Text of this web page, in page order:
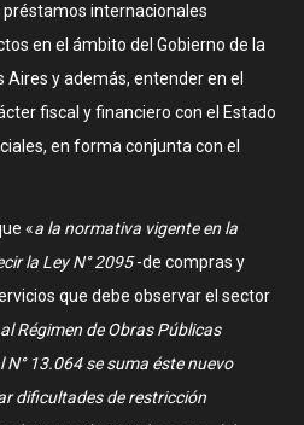
internacionales
en el ámbito del Gobierno de la
y además, entender en el
fiscal y financiero con el Estado
en forma conjunta con el
«a la normativa vigente en la
la Ley N° 2095-de compras y
que debe observar el sector
Régimen de Obras Públicas
13.064 se suma éste nuevo
dificultades de restricción